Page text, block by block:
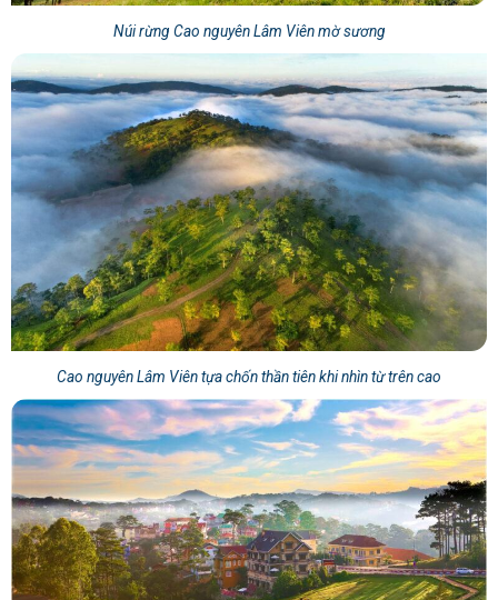
Núi rừng Cao nguyên Lâm Viên mờ sương
Cao nguyên Lâm Viên tựa chốn thần tiên khi nhìn từ trên cao